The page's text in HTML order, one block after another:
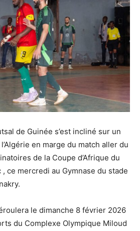
de Guinée s’est incliné sur un
en marge du match aller du
de la Coupe d’Afrique du
, ce mercredi au Gymnase du stade
le dimanche 8 février 2026
du Complexe Olympique Miloud